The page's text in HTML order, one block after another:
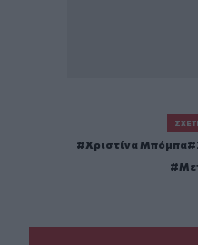
Χριστίνα Μπόμπα